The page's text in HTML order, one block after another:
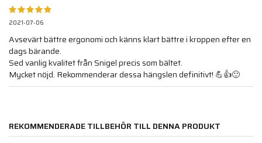
2021-07-06
Avsevärt bättre ergonomi och känns klart bättre i kroppen efter en
dags bärande.
Sed vanlig kvalitet från Snigel precis som bältet.
Mycket nöjd. Rekommenderar dessa hängslen definitivt! 💪👍🙂
REKOMMENDERADE TILLBEHÖR TILL DENNA PRODUKT